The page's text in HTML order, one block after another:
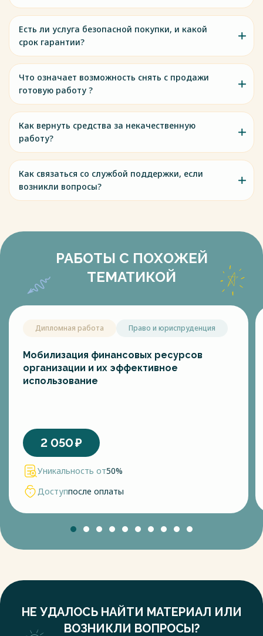
Есть ли услуга безопасной покупки, и какой
срок гарантии?
Что означает возможность снять с продажи
готовую работу ?
Как вернуть средства за некачественную
работу?
Как связаться со службой поддержки, если
возникли вопросы?
РАБОТЫ С ПОХОЖЕЙ
ТЕМАТИКОЙ
Дипломная работа Право и юриспруденция
Мобилизация финансовых ресурсов
организации и их эффективное
использование
2 050₽
Уникальность от50%
Доступпосле оплаты
НЕ УДАЛОСЬ НАЙТИ МАТЕРИАЛ ИЛИ
ВОЗНИКЛИ ВОПРОСЫ?